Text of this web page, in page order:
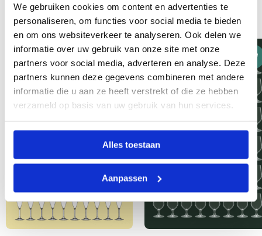
We gebruiken cookies om content en advertenties te
personaliseren, om functies voor social media te bieden
en om ons websiteverkeer te analyseren. Ook delen we
informatie over uw gebruik van onze site met onze
partners voor social media, adverteren en analyse. Deze
partners kunnen deze gegevens combineren met andere
informatie die u aan ze heeft verstrekt of die ze hebben
verzameld op basis van uw gebruik van hun services.
Alles toestaan
Aanpassen
Dit
product
heeft
meerdere
variaties.
kan
gekozen
op
de
€847,50
prijs
was:
€ 847,50.
€310,00